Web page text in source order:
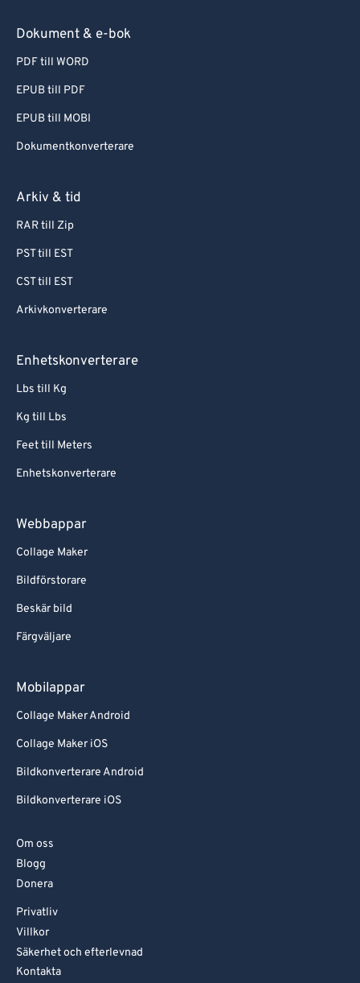
Dokument & e-bok
PDF till WORD
EPUB till PDF
EPUB till MOBI
Dokumentkonverterare
Arkiv & tid
RAR till Zip
PST till EST
CST till EST
Arkivkonverterare
Enhetskonverterare
Lbs till Kg
Kg till Lbs
Feet till Meters
Enhetskonverterare
Webbappar
Collage Maker
Bildförstorare
Beskär bild
Färgväljare
Mobilappar
Collage Maker Android
Collage Maker iOS
Bildkonverterare Android
Bildkonverterare iOS
Om oss
Blogg
Donera
Privatliv
Villkor
Säkerhet och efterlevnad
Kontakta